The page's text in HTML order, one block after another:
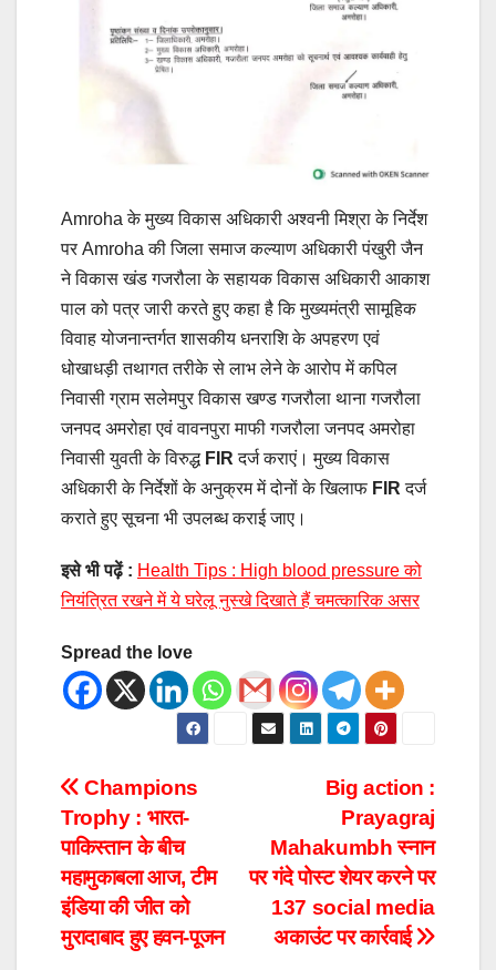
Amroha के मुख्य विकास अधिकारी अश्वनी मिश्रा के निर्देश
पर Amroha की जिला समाज कल्याण अधिकारी पंखुरी जैन
ने विकास खंड गजरौला के सहायक विकास अधिकारी आकाश
पाल को पत्र जारी करते हुए कहा है कि मुख्यमंत्री सामूहिक
विवाह योजनान्तर्गत शासकीय धनराशि के अपहरण एवं
धोखाधड़ी तथागत तरीके से लाभ लेने के आरोप में कपिल
निवासी ग्राम सलेमपुर विकास खण्ड गजरौला थाना गजरौला
जनपद अमरोहा एवं वावनपुरा माफी गजरौला जनपद अमरोहा
निवासी युवती के विरुद्ध FIR दर्ज कराएं। मुख्य विकास
अधिकारी के निर्देशों के अनुक्रम में दोनों के खिलाफ FIR दर्ज
कराते हुए सूचना भी उपलब्ध कराई जाए।
इसे भी पढ़ें : Health Tips : High blood pressure को
नियंत्रित रखने में ये घरेलू नुस्खे दिखाते हैं चमत्कारिक असर
Spread the love
Big action :
Prayagraj
Mahakumbh स्नान
पर गंदे पोस्‍ट शेयर करने पर
137 social media
अकाउंट पर कार्रवाई
Champions
Trophy : भारत-
पाकिस्तान के बीच
महामुकाबला आज, टीम
इंडिया की जीत को
मुरादाबाद हुए हवन-पूजन